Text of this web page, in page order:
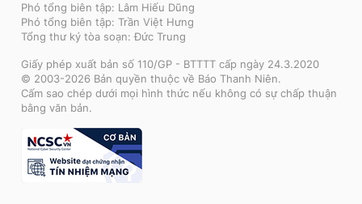
Phó tổng biên tập: Lâm Hiếu Dũng
Phó tổng biên tập: Trần Việt Hưng
Tổng thư ký tòa soạn: Đức Trung
Giấy phép xuất bản số 110/GP - BTTTT cấp ngày 24.3.2020
© 2003-2026 Bản quyền thuộc về Báo Thanh Niên.
Cấm sao chép dưới mọi hình thức nếu không có sự chấp thuận
bằng văn bản.